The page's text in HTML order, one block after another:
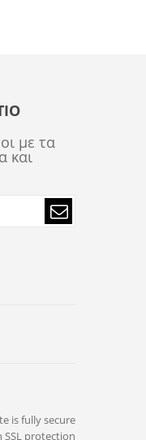
με τα
και
is fully secure
SSL protection